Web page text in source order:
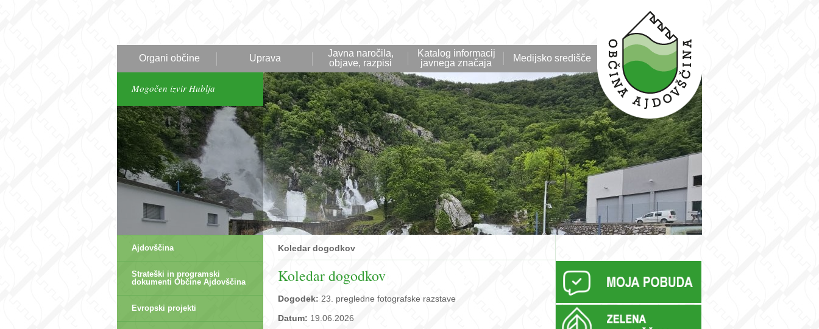
Organi občine Uprava
Javna naročila,
objave, razpisi
Katalog informacij
javnega značaja
Medijsko središče
Mogočen izvir Hublja
Ajdovščina
Strateški in programski
dokumenti Občine Ajdovščina
Evropski projekti
Koledar dogodkov
Koledar dogodkov
Dogodek: 23. pregledne fotografske razstave
Datum: 19.06.2026